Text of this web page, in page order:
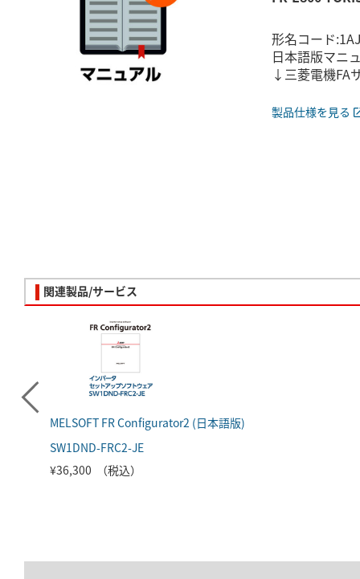
形名コード
日本語版マニ
↓三菱電機FA
製品仕様を見る
関連製品/サービス
MELSOFT FR Configurator2 (日本語版)
SW1DND-FRC2-JE
¥36,300 （税込）